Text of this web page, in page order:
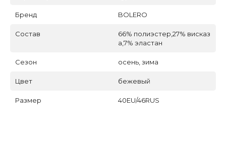
Бренд BOLERO
Состав
66% полиэстер,27% висказ
а,7% эластан
Сезон осень, зима
Цвет бежевый
Размер 40EU/46RUS